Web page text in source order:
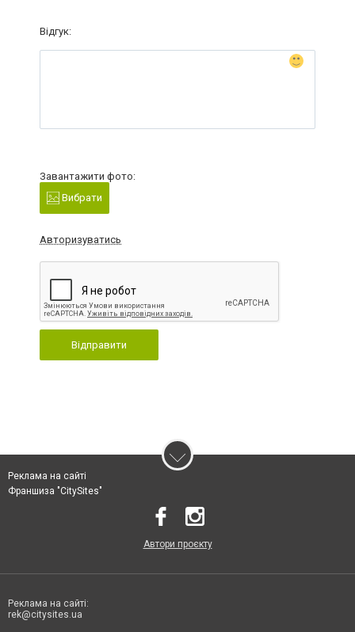
Відгук:
Завантажити фото:
Вибрати
Авторизуватись
Відправити
Реклама на сайті
Франшиза "CitySites"
Автори проєкту
Реклама на сайті:
rek@citysites.ua